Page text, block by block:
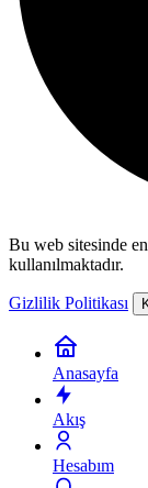
Bu web sitesinde
kullanılmaktadır.
Gizlilik Politikası
Anasayfa
Akış
Hesabım